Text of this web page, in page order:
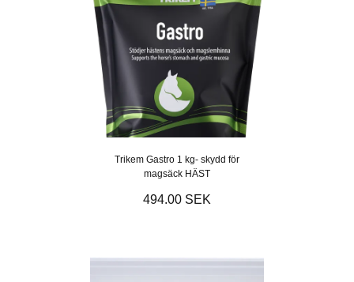
Trikem Gastro 1 kg- skydd för
magsäck HÄST
494.00 SEK